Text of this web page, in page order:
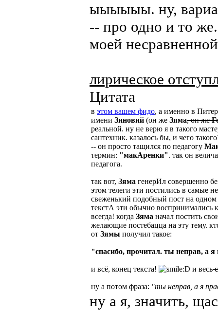
ыыыыыы. ну,
-- про одно и то
моей
лирическое
Цитата
в этом вашем фидо, а именно в
имени Зиновий (он же Зяма, он же
реальной. ну не верю я в такого
сантехник. казалось бы, и чего
-- он просто тащился по педагогу
термин: "макАренки". так он
педагога.
так вот, Зяма генерИл совершенно
этом телеги эти постились в самые
свеженький подобный пост на
текстА эти обычно воспринимались
всегда! когда Зяма начал постить
желающие постебацца на эту тему.
от Зямы получил такое:
"спасибо, прочитал. ты неправ, а
и всё, конец текста! и весь
ну а потом фраза: "ты неправ, а я
ну а я, значить,